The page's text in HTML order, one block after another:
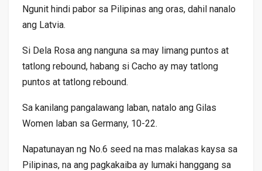
Ngunit hindi pabor sa Pilipinas ang oras, dahil nanalo
ang Latvia.
Si Dela Rosa ang nanguna sa may limang puntos at
tatlong rebound, habang si Cacho ay may tatlong
puntos at tatlong rebound.
Sa kanilang pangalawang laban, natalo ang Gilas
Women laban sa Germany, 10-22.
Napatunayan ng No.6 seed na mas malakas kaysa sa
Pilipinas, na ang pagkakaiba ay lumaki hanggang sa